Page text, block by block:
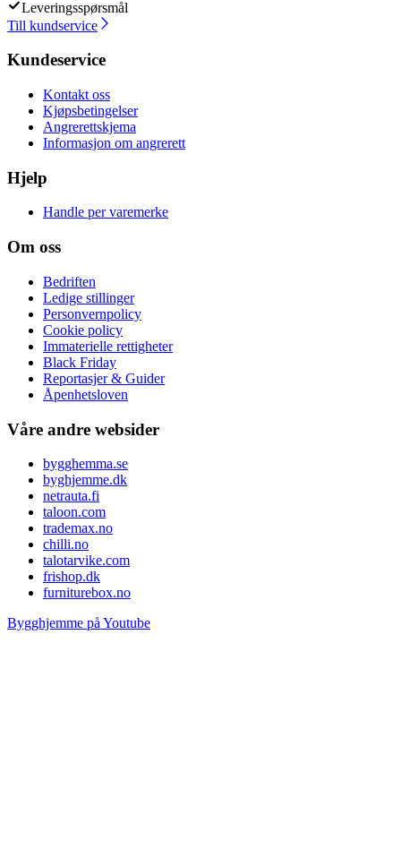
Leveringsspørsmål
Till kundservice
Kundeservice
Kontakt oss
Kjøpsbetingelser
Angrerettskjema
Informasjon om angrerett
Hjelp
Handle per varemerke
Om oss
Bedriften
Ledige stillinger
Personvernpolicy
Cookie policy
Immaterielle rettigheter
Black Friday
Reportasjer & Guider
Åpenhetsloven
Våre andre websider
bygghemma.se
byghjemme.dk
netrauta.fi
taloon.com
trademax.no
chilli.no
talotarvike.com
frishop.dk
furniturebox.no
Bygghjemme på Youtube